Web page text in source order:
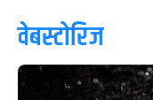
वेबस्टोरिज